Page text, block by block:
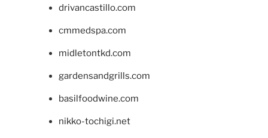
drivancastillo.com
cmmedspa.com
midletontkd.com
gardensandgrills.com
basilfoodwine.com
nikko-tochigi.net